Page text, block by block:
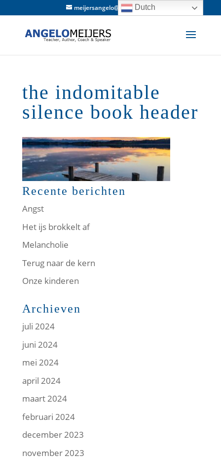
meijersangelo@hotmail.com
the indomitable
silence book header
Recente berichten
Angst
Het ijs brokkelt af
Melancholie
Terug naar de kern
Onze kinderen
Archieven
juli 2024
juni 2024
mei 2024
april 2024
maart 2024
februari 2024
december 2023
november 2023
Dutch